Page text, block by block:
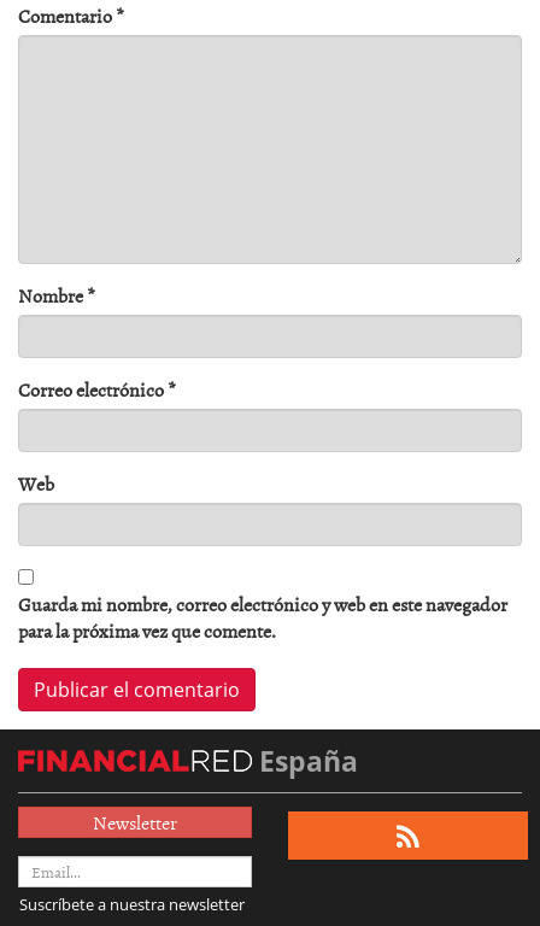
Comentario*
Nombre*
Correo electrónico*
Web
Guarda mi nombre, correo electrónico y web en este navegador
para la próxima vez que comente.
España
Newsletter
Suscríbete a nuestra newsletter